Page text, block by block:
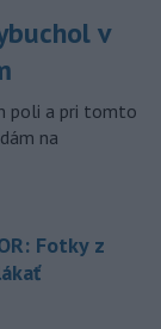
v
poli a pri tomto
na
Fotky z